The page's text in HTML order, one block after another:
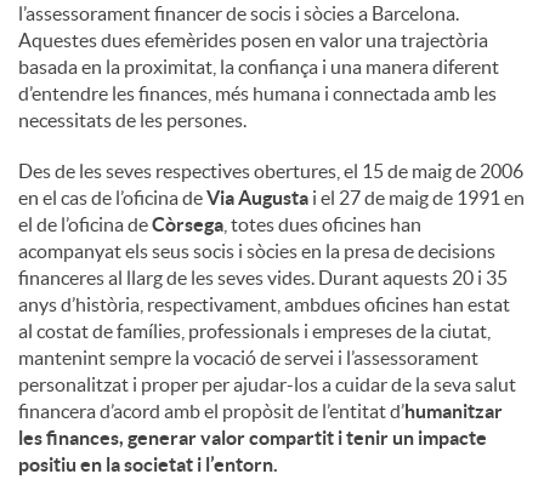
n
g
u
t
s
l’assessorament financer de socis i sòcies a Barcelona.
Aquestes dues efemèrides posen en valor una trajectòria
basada en la proximitat, la confiança i una manera diferent
d’entendre les finances, més humana i connectada amb les
necessitats de les persones.
Des de les seves respectives obertures, el 15 de maig de 2006
en el cas de l’oficina deVia Augusta i el 27 de maig de 1991 en
el de l’oficina deCòrsega , totes dues oficines han
acompanyat els seus socis i sòcies en la presa de decisions
financeres al llarg de les seves vides. Durant aquests 20 i 35
anys d’història, respectivament, ambdues oficines han estat
al costat de famílies, professionals i empreses de la ciutat,
mantenint sempre la vocació de servei i l’assessorament
personalitzat i proper per ajudar-los a cuidar de la seva salut
financera d’acord amb el propòsit de l’entitat d’humanitzar
les finances, generar valor compartit i tenir un impacte
positiu en la societat i l’entorn.